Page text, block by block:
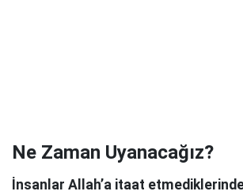
Ne Zaman Uyanacağız?
İnsanlar Allah’a itaat